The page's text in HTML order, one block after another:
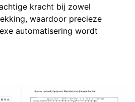
kracht bij zowel
waardoor precieze
automatisering wordt